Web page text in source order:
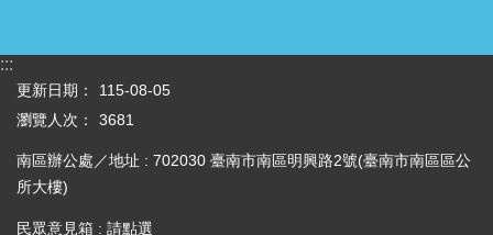
南區辦公處／地址 : 702030 臺南市南區明興路2號(臺南市南區區公
民眾意見箱 :
電話 : (06)291-3702(分機)